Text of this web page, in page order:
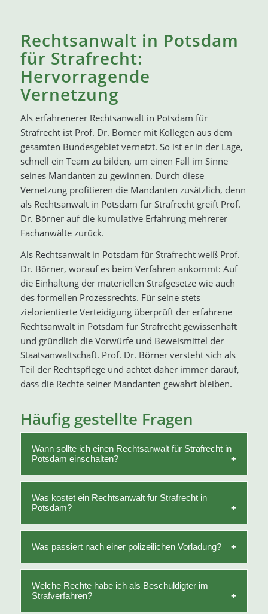
Rechtsanwalt in Potsdam
für Strafrecht:
Hervorragende
Vernetzung
Als erfahrenerer Rechtsanwalt in Potsdam für
Strafrecht ist Prof. Dr. Börner mit Kollegen aus dem
gesamten Bundesgebiet vernetzt. So ist er in der Lage,
schnell ein Team zu bilden, um einen Fall im Sinne
seines Mandanten zu gewinnen. Durch diese
Vernetzung profitieren die Mandanten zusätzlich, denn
als Rechtsanwalt in Potsdam für Strafrecht greift Prof.
Dr. Börner auf die kumulative Erfahrung mehrerer
Fachanwälte zurück.
Als Rechtsanwalt in Potsdam für Strafrecht weiß Prof.
Dr. Börner, worauf es beim Verfahren ankommt: Auf
die Einhaltung der materiellen Strafgesetze wie auch
des formellen Prozessrechts. Für seine stets
zielorientierte Verteidigung überprüft der erfahrene
Rechtsanwalt in Potsdam für Strafrecht gewissenhaft
und gründlich die Vorwürfe und Beweismittel der
Staatsanwaltschaft. Prof. Dr. Börner versteht sich als
Teil der Rechtspflege und achtet daher immer darauf,
dass die Rechte seiner Mandanten gewahrt bleiben.
Häufig gestellte Fragen
Wann sollte ich einen Rechtsanwalt für Strafrecht in
Potsdam einschalten?
Ein Rechtsanwalt für Strafrecht sollte möglichst
frühzeitig eingeschaltet werden, idealerweise
bereits im Ermittlungsverfahren. Eine frühe
des Strafverfahrens maßgeblich beeinflussen.
Was kostet ein Rechtsanwalt für Strafrecht in
Potsdam?
Die Vergütung richtet sich nach dem
einer individuellen Honorarvereinbarung. Die
konkreten Kosten hängen vom Umfang, der
Schwierigkeit und dem Verfahrensstadium ab.
Was passiert nach einer polizeilichen Vorladung?
Beschuldigte sind nicht verpflichtet, einer
polizeilichen Vorladung Folge zu leisten oder
Welche Rechte habe ich als Beschuldigter im
Strafverfahren?